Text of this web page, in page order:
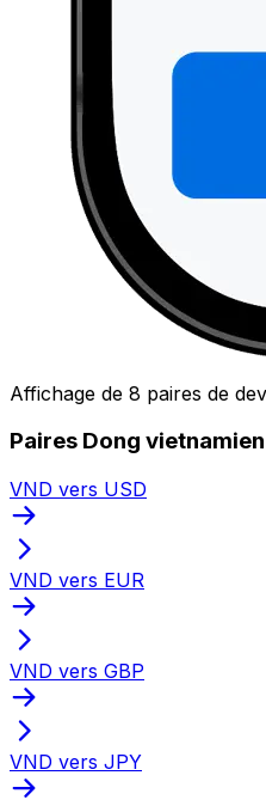
Affichage de 8 paires de
Paires Dong
VND vers USD
VND vers EUR
VND vers GBP
VND vers JPY